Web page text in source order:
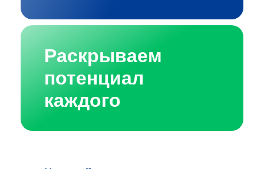
Раскрываем
потенциал
каждого